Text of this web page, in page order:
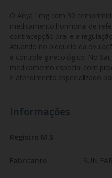
O Anya 1mg com 30
medicamento hormonal de
contracepção oral e a
Atuando no bloqueio da
e controle ginecológico. No
medicamento especial com
e atendimento especializado
Informações
Registro M.S
Fabricante SUN